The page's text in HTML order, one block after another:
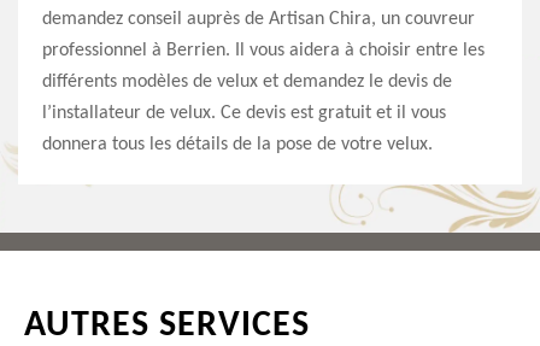
demandez conseil auprès de Artisan Chira, un couvreur
professionnel à Berrien. Il vous aidera à choisir entre les
différents modèles de velux et demandez le devis de
l’installateur de velux. Ce devis est gratuit et il vous
donnera tous les détails de la pose de votre velux.
AUTRES SERVICES